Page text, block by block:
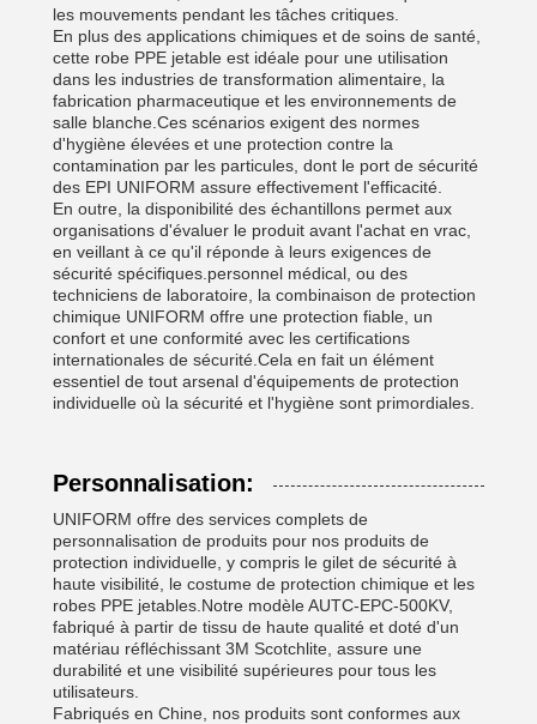
les mouvements pendant les tâches critiques.
En plus des applications chimiques et de soins de santé,
cette robe PPE jetable est idéale pour une utilisation
dans les industries de transformation alimentaire, la
fabrication pharmaceutique et les environnements de
salle blanche.Ces scénarios exigent des normes
d'hygiène élevées et une protection contre la
contamination par les particules, dont le port de sécurité
des EPI UNIFORM assure effectivement l'efficacité.
En outre, la disponibilité des échantillons permet aux
organisations d'évaluer le produit avant l'achat en vrac,
en veillant à ce qu'il réponde à leurs exigences de
sécurité spécifiques.personnel médical, ou des
techniciens de laboratoire, la combinaison de protection
chimique UNIFORM offre une protection fiable, un
confort et une conformité avec les certifications
internationales de sécurité.Cela en fait un élément
essentiel de tout arsenal d'équipements de protection
individuelle où la sécurité et l'hygiène sont primordiales.
Personnalisation:
UNIFORM offre des services complets de
personnalisation de produits pour nos produits de
protection individuelle, y compris le gilet de sécurité à
haute visibilité, le costume de protection chimique et les
robes PPE jetables.Notre modèle AUTC-EPC-500KV,
fabriqué à partir de tissu de haute qualité et doté d'un
matériau réfléchissant 3M Scotchlite, assure une
durabilité et une visibilité supérieures pour tous les
utilisateurs.
Fabriqués en Chine, nos produits sont conformes aux